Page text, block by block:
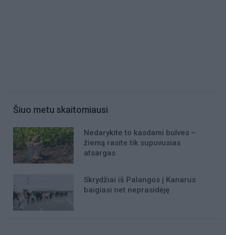
Šiuo metu skaitomiausi
Nedarykite to kasdami bulves –
žiemą rasite tik supuvusias
atsargas
Skrydžiai iš Palangos į Kanarus
baigiasi net neprasidėję